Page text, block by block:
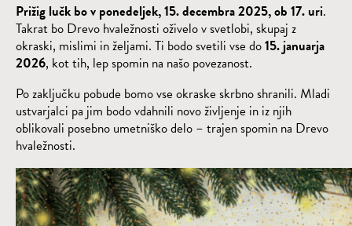
Prižig lučk bo v ponedeljek, 15. decembra 2025, ob 17. uri.
Takrat bo Drevo hvaležnosti oživelo v svetlobi, skupaj z
okraski, mislimi in željami. Ti bodo svetili vse do15. januarja
2026, kot tih, lep spomin na našo povezanost.
Po zaključku pobude bomo vse okraske skrbno shranili. Mladi
ustvarjalci pa jim bodo vdahnili novo življenje in iz njih
oblikovali posebno umetniško delo – trajen spomin na Drevo
hvaležnosti.